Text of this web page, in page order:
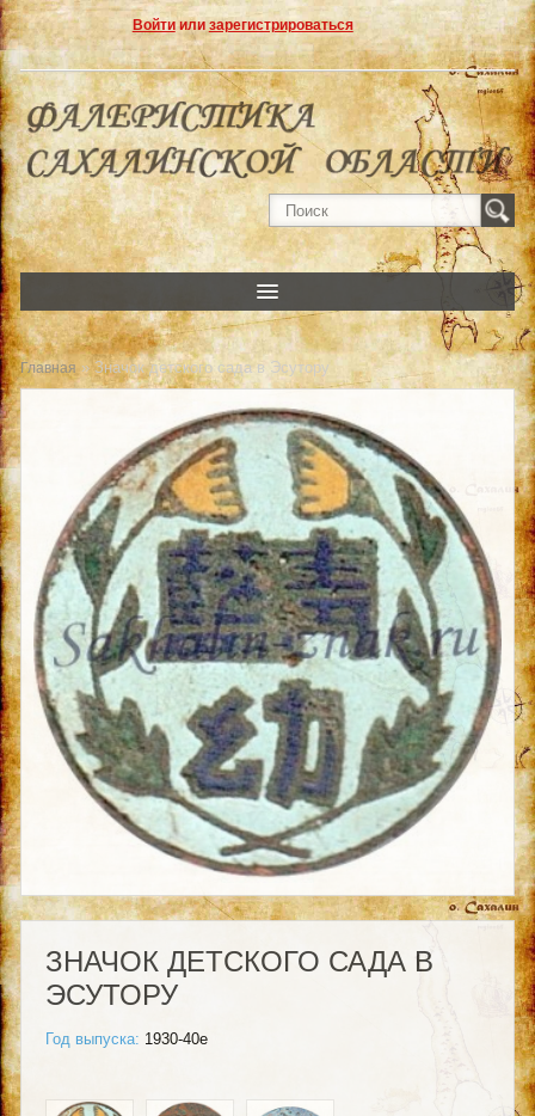
Войтиили зарегистрироваться
Главная » Значок детского сада в Эсутору
ЗНАЧОК ДЕТСКОГО САДА В
ЭСУТОРУ
Год выпуска: 1930-40е